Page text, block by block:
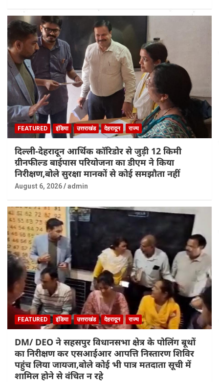
FEATURED इंडिया उत्तराखंड देहरादून राज्य
दिल्ली-देहरादून आर्थिक कॉरिडोर से जुड़ी 12 किमी
ग्रीनफील्ड बाईपास परियोजना का डीएम ने किया
निरीक्षण,बोले सुरक्षा मानकों से कोई समझौता नहीं
August 6, 2026 admin
FEATURED इंडिया उत्तराखंड देहरादून राज्य
DM/ DEO ने सहसपुर विधानसभा क्षेत्र के पोलिंग बूथों
का निरीक्षण कर एसआईआर आपत्ति निस्तारण शिविर
पहुंच लिया जायजा,बोले कोई भी पात्र मतदाता सूची में
शामिल होने से वंचित न रहे